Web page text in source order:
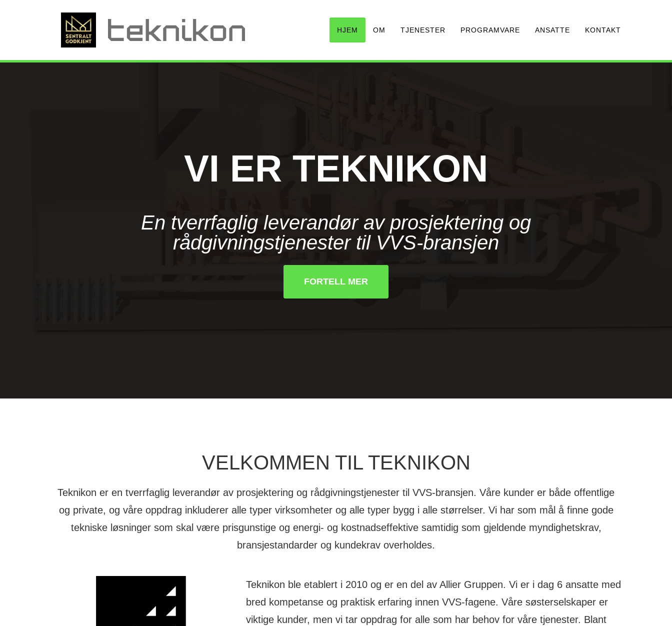
HJEM OM TJENESTER PROGRAMVARE ANSATTE KONTAKT
VI ER TEKNIKON
En tverrfaglig leverandør av prosjektering og
rådgivningstjenester til VVS-bransjen
FORTELL MER
VELKOMMEN TIL TEKNIKON
Teknikon er en tverrfaglig leverandør av prosjektering og rådgivningstjenester til VVS-bransjen. Våre kunder er både offentlige
og private, og våre oppdrag inkluderer alle typer virksomheter og alle typer bygg i alle størrelser. Vi har som mål å finne gode
tekniske løsninger som skal være prisgunstige og energi- og kostnadseffektive samtidig som gjeldende myndighetskrav,
bransjestandarder og kundekrav overholdes.
Teknikon ble etablert i 2010 og er en del av Allier Gruppen. Vi er i dag 6 ansatte med
bred kompetanse og praktisk erfaring innen VVS-fagene. Våre søsterselskaper er
viktige kunder, men vi tar oppdrag for alle som har behov for våre tjenester. Blant